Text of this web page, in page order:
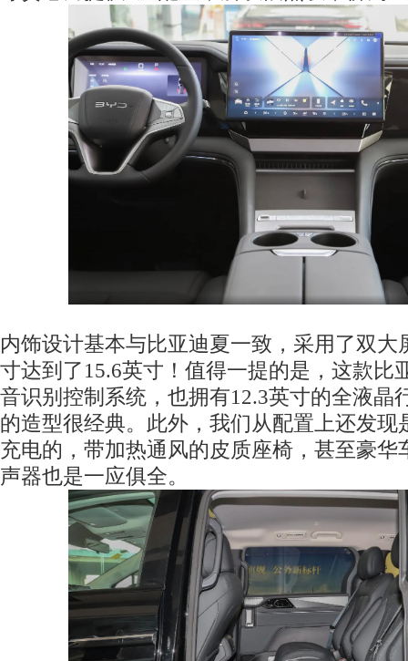
内饰设计基本与比亚迪夏一致，采用了双大
寸达到了15.6英寸！值得一提的是，这款比
音识别控制系统，也拥有12.3英寸的全液晶
的造型很经典。此外，我们从配置上还发现
充电的，带加热通风的皮质座椅，甚至豪华
声器也是一应俱全。